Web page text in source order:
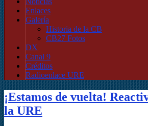
Enlaces
Galería
Historia de la CB
CB27 Fotos
DX
Canal 9
Créditos
Radioenlace URE
¡Estamos de vuelta!
la URE